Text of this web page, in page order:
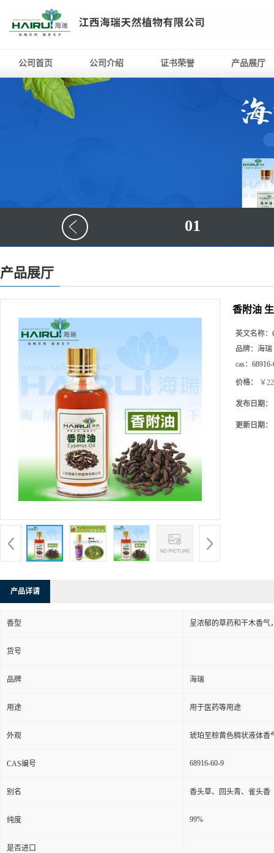
公司首页 公司介绍 证书荣誉 产品展厅
01
产品展厅
香附油
英文名称：
品牌： 海瑞
cas：
价格： ￥
发布日期：
更新日期：
产品详请
香型 呈浓郁的草药和干木香气
货号
品牌 海瑞
用途 用于医药等用途
外观 琥珀至棕黄色稠状液体香
CAS编号 68916-60-9
别名 香头草、回头青、雀头香
纯度 99%
是否进口